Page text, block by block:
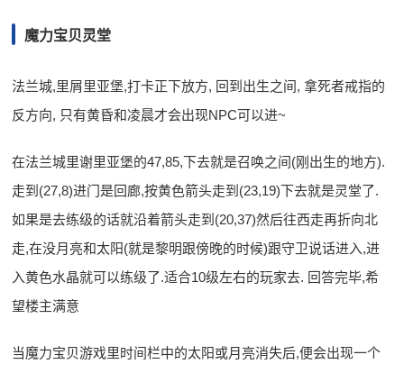
魔力宝贝灵堂
法兰城,里屑里亚堡,打卡正下放方, 回到出生之间, 拿死者戒指的
反方向, 只有黄昏和凌晨才会出现NPC可以进~
在法兰城里谢里亚堡的47,85,下去就是召唤之间(刚出生的地方).
走到(27,8)进门是回廊,按黄色箭头走到(23,19)下去就是灵堂了.
如果是去练级的话就沿着箭头走到(20,37)然后往西走再折向北
走,在没月亮和太阳(就是黎明跟傍晚的时候)跟守卫说话进入,进
入黄色水晶就可以练级了.适合10级左右的玩家去. 回答完毕,希
望楼主满意
当魔力宝贝游戏里时间栏中的太阳或月亮消失后,便会出现一个